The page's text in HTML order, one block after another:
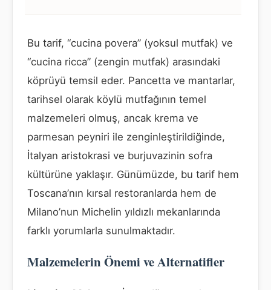
Bu tarif, “cucina povera” (yoksul mutfak) ve
“cucina ricca” (zengin mutfak) arasındaki
köprüyü temsil eder. Pancetta ve mantarlar,
tarihsel olarak köylü mutfağının temel
malzemeleri olmuş, ancak krema ve
parmesan peyniri ile zenginleştirildiğinde,
İtalyan aristokrasi ve burjuvazinin sofra
kültürüne yaklaşır. Günümüzde, bu tarif hem
Toscana’nın kırsal restoranlarda hem de
Milano’nun Michelin yıldızlı mekanlarında
farklı yorumlarla sunulmaktadır.
Malzemelerin Önemi ve Alternatifler